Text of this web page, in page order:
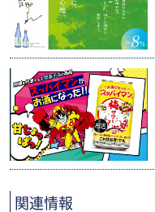
関連情報